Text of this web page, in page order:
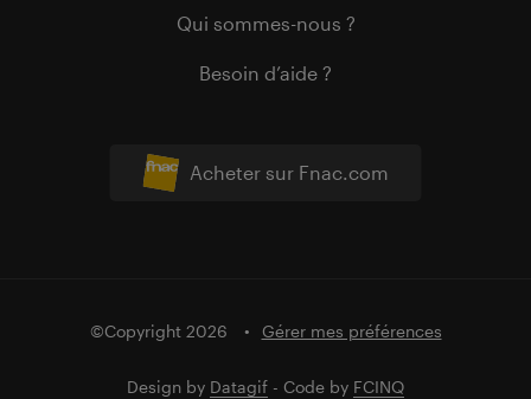
Acheter sur Fnac.com
Qui sommes-nous ?
Besoin d’aide ?
©Copyright 2026 Gérer mes préférences
Design by Datagif - Code by FCINQ